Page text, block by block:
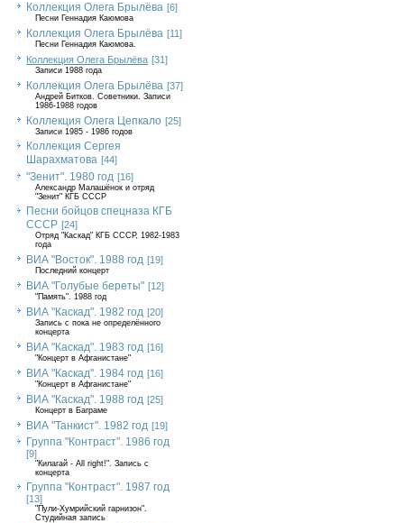
Коллекция Олега Брылёва [6]
Песни Геннадия Каюмова
Коллекция Олега Брылёва [11]
Песни Геннадия Каюмова.
Коллекция Олега Брылёва [31]
Записи 1988 года
Коллекция Олега Брылёва [37]
Андрей Битков. Советники. Записи
1986-1988 годов
Коллекция Олега Цепкало [25]
Записи 1985 - 1986 годов
Коллекция Сергея
Шарахматова [44]
"Зенит". 1980 год [16]
Александр Малашёнок и отряд
"Зенит" КГБ СССР
Песни бойцов спецназа КГБ
СССР [24]
Отряд "Каскад" КГБ СССР, 1982-1983
года
ВИА "Восток". 1988 год [19]
Последний концерт
ВИА "Голубые береты" [12]
"Память". 1988 год
ВИА "Каскад". 1982 год [20]
Запись с пока не определённого
концерта
ВИА "Каскад". 1983 год [16]
"Концерт в Афганистане"
ВИА "Каскад". 1984 год [16]
"Концерт в Афганистане"
ВИА "Каскад". 1988 год [25]
Концерт в Баграме
ВИА "Танкист". 1982 год [19]
Группа "Контраст". 1986 год
[9]
"Килагай - All right!". Запись с
концерта
Группа "Контраст". 1987 год
[13]
"Пули-Хумрийский гарнизон".
Студийная запись